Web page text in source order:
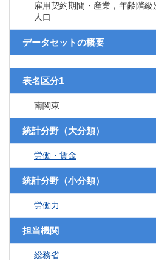
雇用契約期間・産業，年齢階級
人口
データセットの概要
表名区分1
南関東
統計分野（大分類）
労働・賃金
統計分野（小分類）
労働力
担当機関
総務省